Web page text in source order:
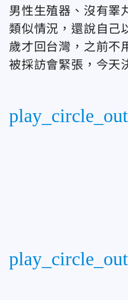
男性生殖器、沒有睪
類似情況，還說自己
歲才回台灣，之前不
被採訪會緊張，今天